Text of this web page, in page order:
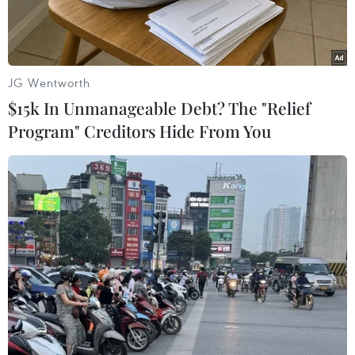
Agribank tri ân khách hàng với hơn 13.700 phần quà nhân sinh
nhật 37 năm. (Ảnh: Vietnam+)
Nhân dịp kỷ niệm 37 năm thành lập, từ nay đến
hết ngày 31/5/2025, Agribank triển khai chuỗi
chương trình ưu đãi đặc biệt mang tên “37 năm
vững vàng - Rộn ràng ưu đãi” dành cho khách
JG Wentworth
$15k In Unmanageable Debt? The "Relief
Program" Creditors Hide From You